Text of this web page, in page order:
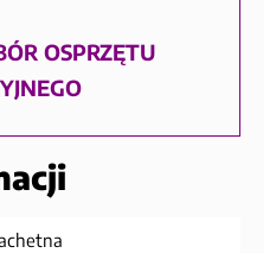
OSPRZĘTU